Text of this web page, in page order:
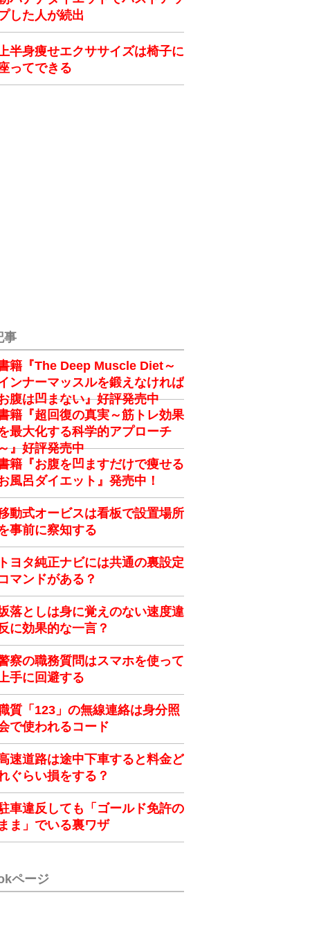
した人が続出
半身痩せエクササイズは椅子に
ってできる
事
籍『The Deep Muscle Diet～
ンナーマッスルを鍛えなければ
腹は凹まない』好評発売中
籍『超回復の真実～筋トレ効果
最大化する科学的アプローチ
』好評発売中
籍『お腹を凹ますだけで痩せる
風呂ダイエット』発売中！
動式オービスは看板で設置場所
事前に察知する
ヨタ純正ナビには共通の裏設定
マンドがある？
落としは身に覚えのない速度違
に効果的な一言？
察の職務質問はスマホを使って
手に回避する
質「123」の無線連絡は身分照
で使われるコード
速道路は途中下車すると料金ど
ぐらい損をする？
車違反しても「ゴールド免許の
ま」でいる裏ワザ
ページ